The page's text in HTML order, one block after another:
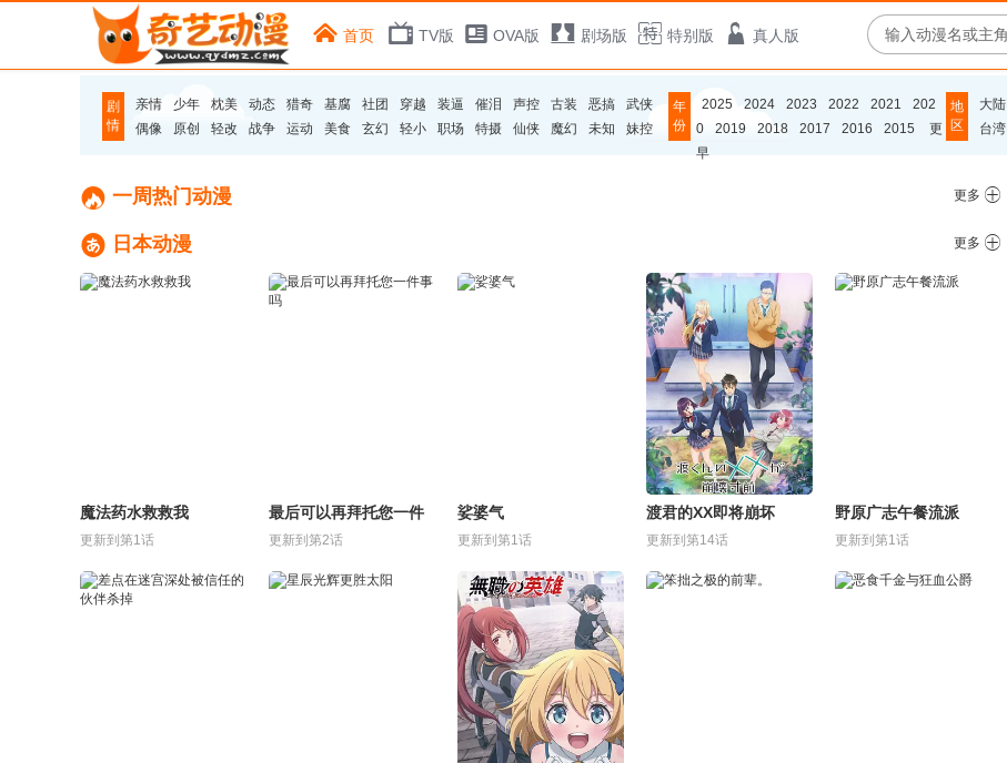
剧
情
亲情 少年 枕美 动态 猎奇 基腐 社团 穿越 装逼 催泪 声控 古装 恶搞
武侠
偶像
原创 轻改 战争 运动 美食 玄幻 轻小 职场 特摄 仙侠 魔幻 未知 妹控
年
份
2025 2024 2023 2022 2021
202
0
2019 2018 2017 2016 2015
更
早
地
区
大陆
台湾
首页 TV版 OVA版 剧场版 特别版 真人版
更多 
 一周热门动漫
更多 
 日本动漫
魔法药水救救我
更新到第1话
最后可以再拜托您一件
事吗
更新到第2话
娑婆气
更新到第1话
渡君的XX即将崩坏
更新到第14话
野原广志午餐流派
更新到第1话